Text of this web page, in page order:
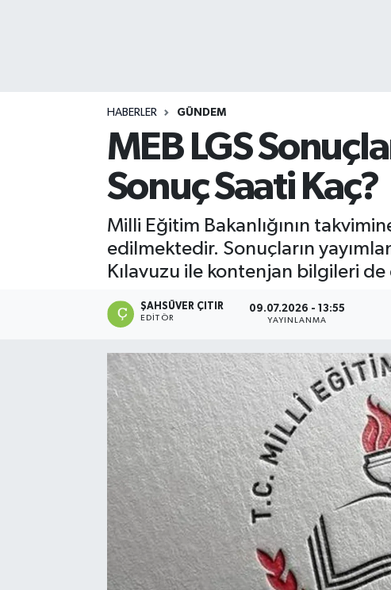
HABERLER GÜNDEM
MEB LGS
Sonuç Saati Kaç?
Milli Eğitim Bakanlığının
edilmektedir. Sonuçların
Kılavuzu ile kontenjan bilgileri de
ŞAHSÜVER ÇITIR
EDITÖR
09.07.2026 - 13:55
YAYINLANMA
GÖKÇEBEY
KASTAMONU